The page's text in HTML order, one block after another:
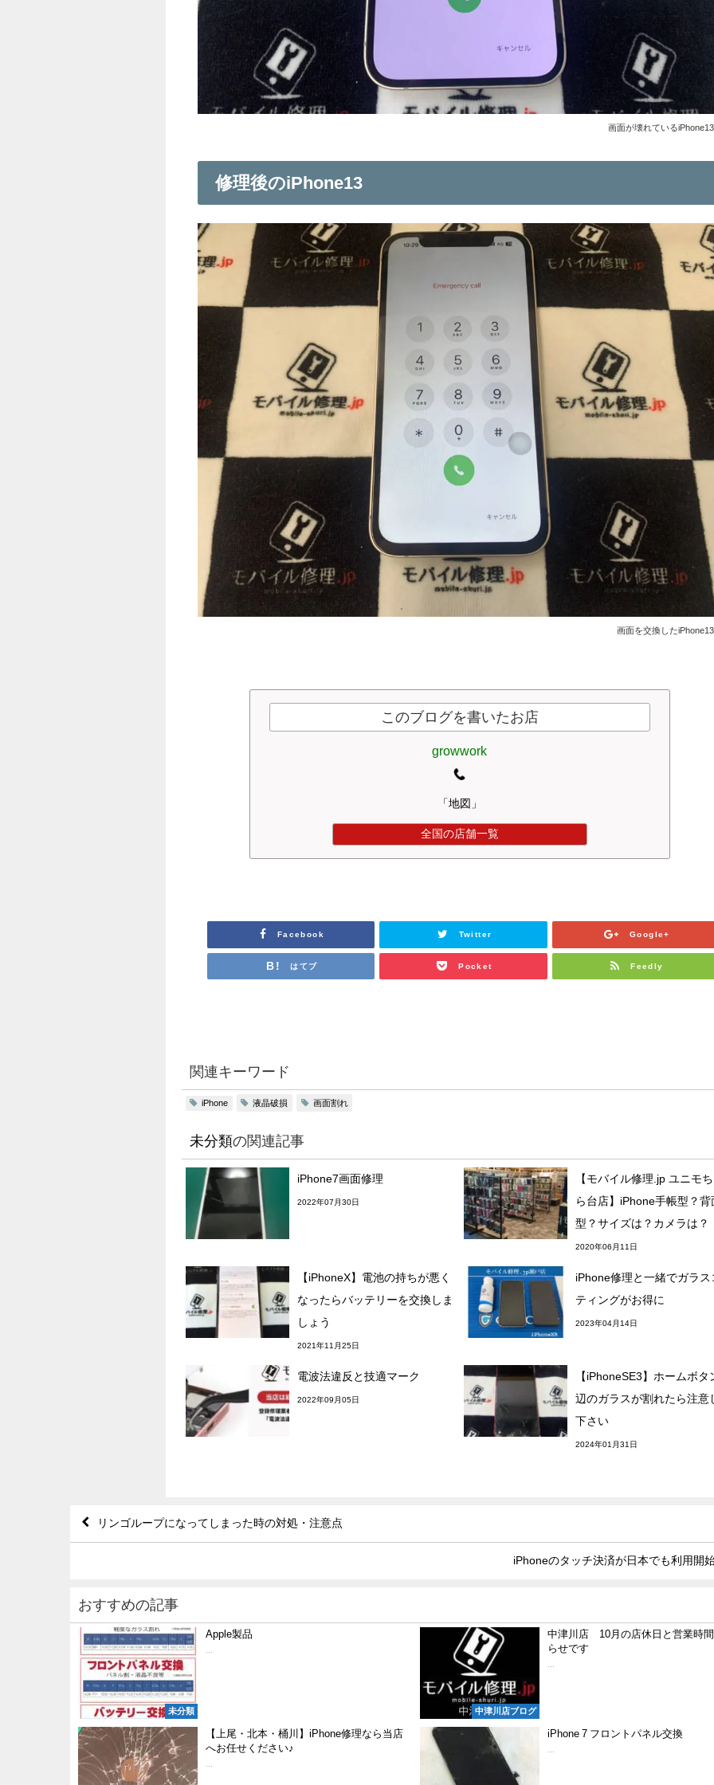
画面が壊れているiPhone13
修理後のiPhone13
画面を交換したiPhone13
このブログを書いたお店
growwork
「地図」
全国の店舗一覧
Facebook Twitter Google+
はてブ Pocket Feedly
関連キーワード
iPhone 液晶破損 画面割れ
未分類の関連記事
iPhone7画面修理
2022年07月30日
【モバイル修理.jp ユニモ
ら台店】iPhone手帳型？背
型？サイズは？カメラは？
2020年06月11日
【iPhoneX】電池の持ちが悪く
なったらバッテリーを交換しま
しょう
2021年11月25日
iPhone修理と一緒でガラス
ティングがお得に
2023年04月14日
電波法違反と技適マーク
2022年09月05日
【iPhoneSE3】ホームボタ
辺のガラスが割れたら注意
下さい
2024年01月31日
リンゴループになってしまった時の対処・注意点
iPhoneのタッチ決済が日本でも利用開
おすすめの記事
未分類
Apple製品
中津川店ブログ
中津川店 10月の店休日と営業時
らせです
【上尾・北本・桶川】iPhone修理なら当店
へお任せください♪
iPhone 7 フロントパネル交換